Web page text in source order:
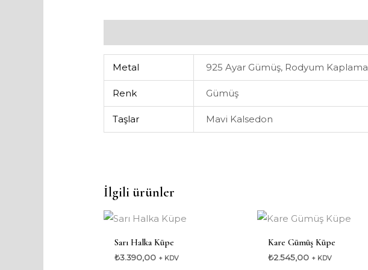
Metal 925 Ayar Gümüş, Rodyum Kaplama
Renk Gümüş
Taşlar Mavi Kalsedon
İlgili ürünler
Sarı Halka Küpe
₺3.390,00 + KDV
Kare Gümüş Küpe
₺2.545,00 + KDV